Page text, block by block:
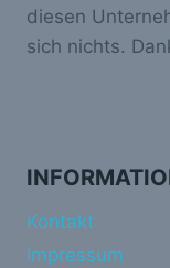
diesen
sich nichts.
Kontakt
Impressum